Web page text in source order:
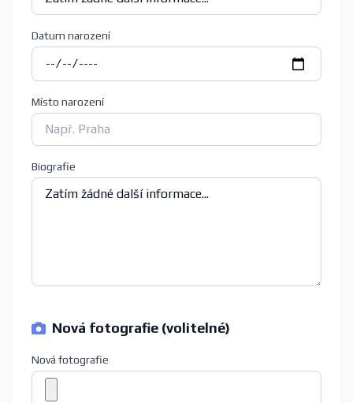
Datum narození
Místo narození
Biografie
Nová fotografie (volitelné)
Nová fotografie